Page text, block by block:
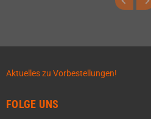
Aktuelles zu Vorbestellungen!
FOLGE UNS